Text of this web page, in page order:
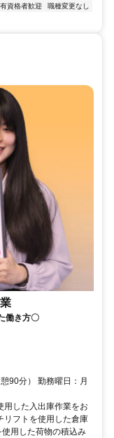
有資格者歓迎
職種変更なし
働き方〇
90分） 勤務曜日：月
用した入出庫作業をお
リフトを使用した倉庫
用した荷物の積込み